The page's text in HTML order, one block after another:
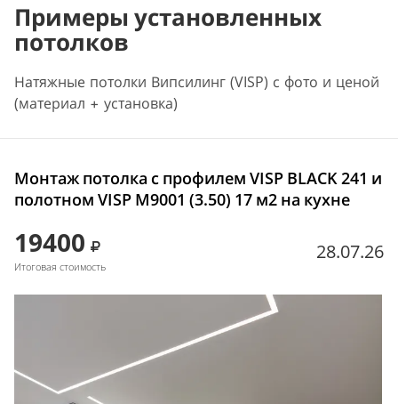
Примеры установленных
потолков
Натяжные потолки Випсилинг (VISP) с фото и ценой
(материал + установка)
Монтаж потолка с профилем VISP BLACK 241 и
полотном VISP M9001 (3.50) 17 м2 на кухне
19400
Итоговая стоимость
28.07.26